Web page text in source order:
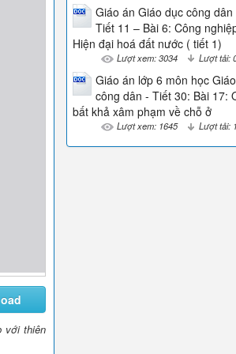
với thiên
Giáo án Giáo dục công dân
Tiết 11 – Bài 6: Công
Hiện đại hoá đất nước ( tiết 1)
Lượt xem: 3034 Lượt tải:
Giáo án lớp 6 môn học
công dân - Tiết 30: Bài 17:
bất khả xâm phạm về chỗ ở
Lượt xem: 1645 Lượt tải: 1